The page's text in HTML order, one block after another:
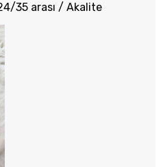
35 arası / Akalite